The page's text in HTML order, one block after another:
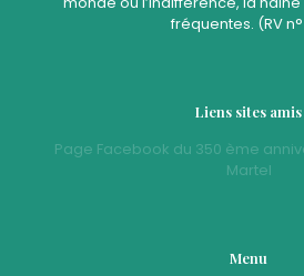
fréquentes. (RV n°
Liens sites amis
Page Facebook du 350 ème
Martel
Menu